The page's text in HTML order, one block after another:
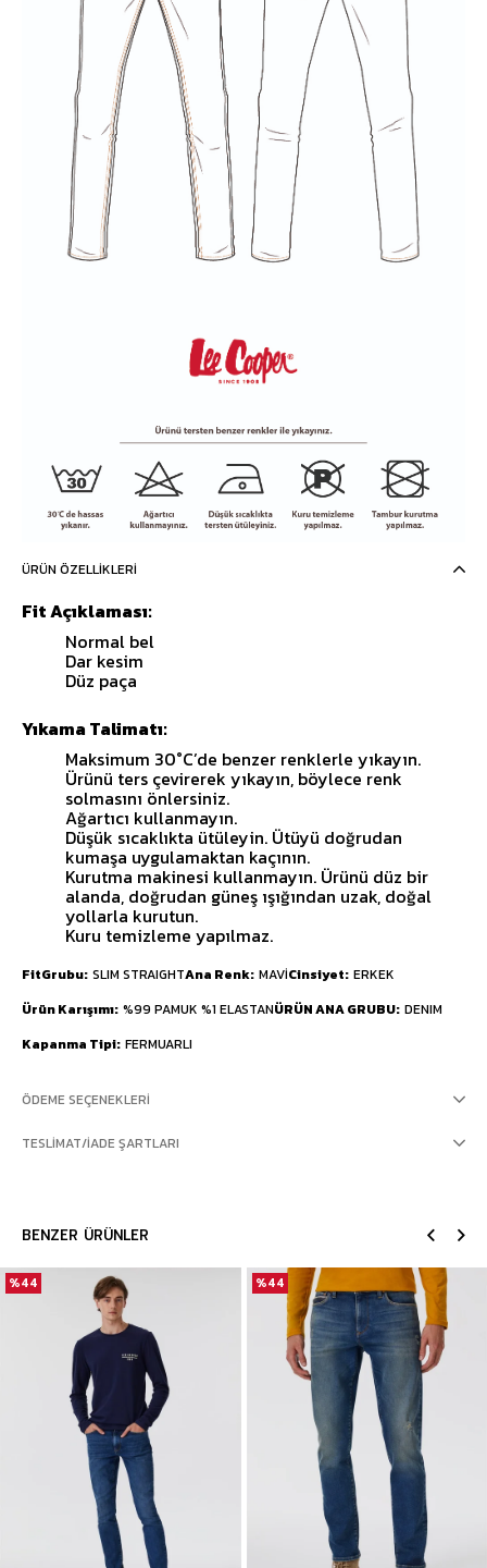
ÜRÜN ÖZELLIKLERI
Fit Açıklaması:
Normal bel
Dar kesim
Düz paça
Yıkama Talimatı:
Maksimum 30°C’de benzer renklerle yıkayın.
Ürünü ters çevirerek yıkayın, böylece renk
solmasını önlersiniz.
Ağartıcı kullanmayın.
Düşük sıcaklıkta ütüleyin. Ütüyü doğrudan
kumaşa uygulamaktan kaçının.
Kurutma makinesi kullanmayın. Ürünü düz bir
alanda, doğrudan güneş ışığından uzak, doğal
yollarla kurutun.
Kuru temizleme yapılmaz.
FitGrubu SLIM STRAIGHTAna Renk MAVİCinsiyet ERKEK
Ürün Karışımı %99 PAMUK %1 ELASTANÜRÜN ANA GRUBU DENIM
Kapanma Tipi FERMUARLI
ÖDEME SEÇENEKLERI
TESLIMAT/İADE ŞARTLARI
BENZER ÜRÜNLER
%44 %44